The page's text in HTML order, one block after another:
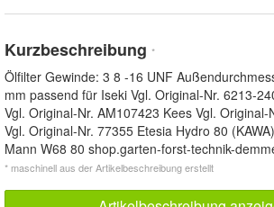
Kurzbeschreibung *
Ölfilter Gewinde: 3 8 -16 UNF
mm passend für Iseki Vgl. Original-Nr. 6213-
Vgl. Original-Nr. AM107423 Kees Vgl.
Vgl. Original-Nr. 77355 Etesia Hydro 80
Mann W68 80 shop.garten-forst-technik-
* maschinell aus der Artikelbeschreibung erstellt